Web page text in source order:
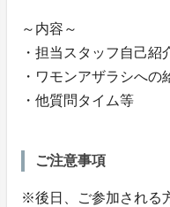
～内容～
・担当スタッフ自己紹
・ワモンアザラシへの
・他質問タイム等
ご注意事項
※後日、ご参加される